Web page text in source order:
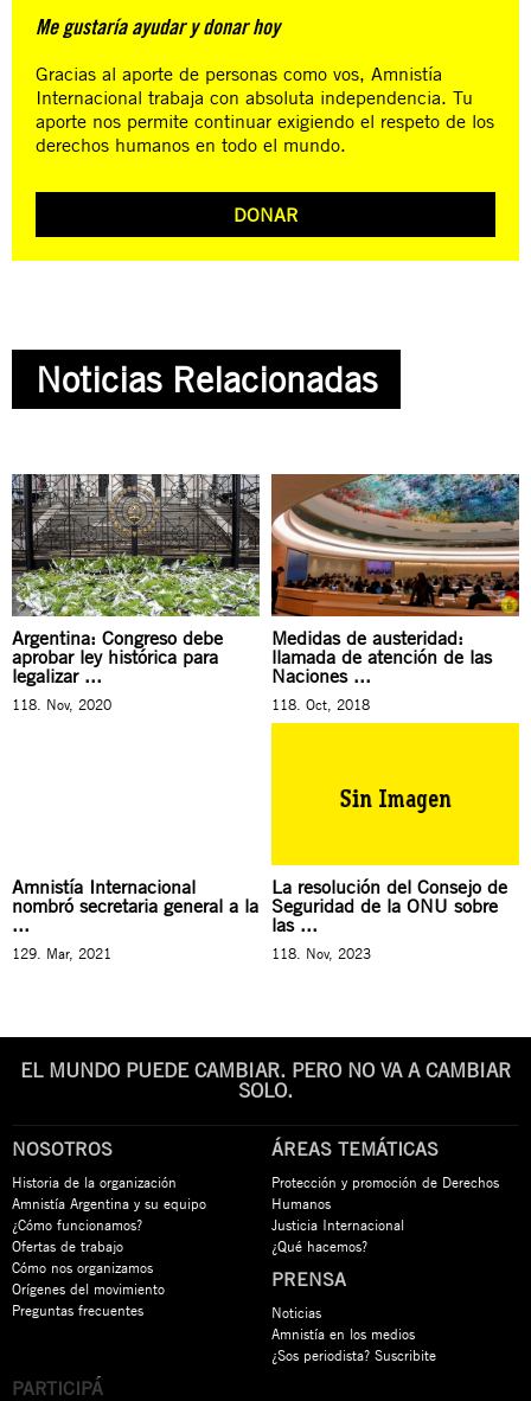
Me gustaría ayudar y donar hoy
Gracias al aporte de personas como vos, Amnistía
Internacional trabaja con absoluta independencia. Tu
aporte nos permite continuar exigiendo el respeto de los
derechos humanos en todo el mundo.
DONAR
Noticias Relacionadas
Argentina: Congreso debe
aprobar ley histórica para
legalizar ...
118. Nov, 2020
Medidas de austeridad:
llamada de atención de las
Naciones ...
118. Oct, 2018
Amnistía Internacional
nombró secretaria general a la
...
129. Mar, 2021
La resolución del Consejo de
Seguridad de la ONU sobre
las ...
118. Nov, 2023
EL MUNDO PUEDE CAMBIAR. PERO NO VA A CAMBIAR
SOLO.
NOSOTROS
Historia de la organización
Amnistía Argentina y su equipo
¿Cómo funcionamos?
Ofertas de trabajo
Cómo nos organizamos
Orígenes del movimiento
Preguntas frecuentes
ÁREAS TEMÁTICAS
Protección y promoción de Derechos
Humanos
Justicia Internacional
¿Qué hacemos?
PRENSA
Noticias
Amnistía en los medios
¿Sos periodista? Suscribite
PARTICIPÁ